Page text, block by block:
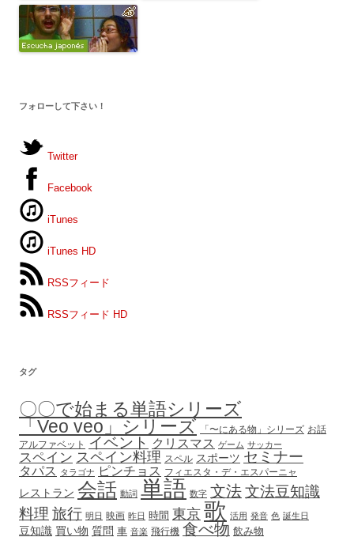
フォローして下さい！
Twitter
Facebook
iTunes
iTunes HD
RSSフィード
RSSフィード HD
タグ
〇〇で始まる単語シリーズ
「Veo veo」シリーズ
「〜にある物」シリーズ お話
アルファベット
イベント クリスマス ゲーム サッカー
スペイン スペイン料理 スペル スポーツ セミナー
タパス タラゴナ ピンチョス フィエスタ・デ・エスパーニャ
レストラン 会話 動詞 単語 数字 文法文法豆知識
料理 旅行 明日 映画 昨日 時間 東京歌 活用 発音 色 誕生日
豆知識 買い物 質問 車 音楽 飛行機 食べ物 飲み物